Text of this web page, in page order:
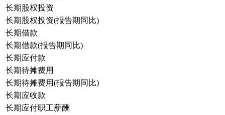
长期股权投资
长期股权投资(报告期同比)
长期借款
长期借款(报告期同比)
长期应付款
长期待摊费用
长期待摊费用(报告期同比)
长期应收款
长期应付职工薪酬